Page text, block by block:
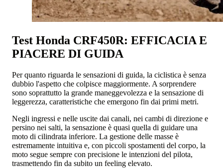
Test Honda CRF450R: EFFICACIA E
PIACERE DI GUIDA
Per quanto riguarda le sensazioni di guida, la ciclistica è senza
dubbio l'aspetto che colpisce maggiormente. A sorprendere
sono soprattutto la grande maneggevolezza e la sensazione di
leggerezza, caratteristiche che emergono fin dai primi metri.
Negli ingressi e nelle uscite dai canali, nei cambi di direzione e
persino nei salti, la sensazione è quasi quella di guidare una
moto di cilindrata inferiore. La gestione delle masse è
estremamente intuitiva e, con piccoli spostamenti del corpo, la
moto segue sempre con precisione le intenzioni del pilota,
trasmettendo fin da subito un feeling elevato.